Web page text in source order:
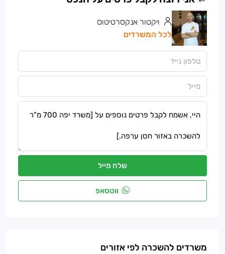
ויקטור אנקסרטיטוס
לכל המשרדים
שלח מייל
ווטסאפ
משרדים להשכרה לפי אזורים